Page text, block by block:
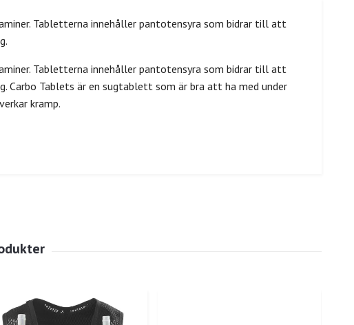
Tabletterna innehåller pantotensyra som bidrar till att
Tabletterna innehåller pantotensyra som bidrar till att
Tablets är en sugtablett som är bra att ha med under
kramp.